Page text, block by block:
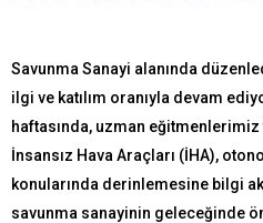
Savunma Sanayi alanında
ilgi ve katılım oranıyla devam
haftasında, uzman eğitmenlerimiz
İnsansız Hava Araçları (İHA),
konularında derinlemesine bilgi
savunma sanayinin geleceğinde